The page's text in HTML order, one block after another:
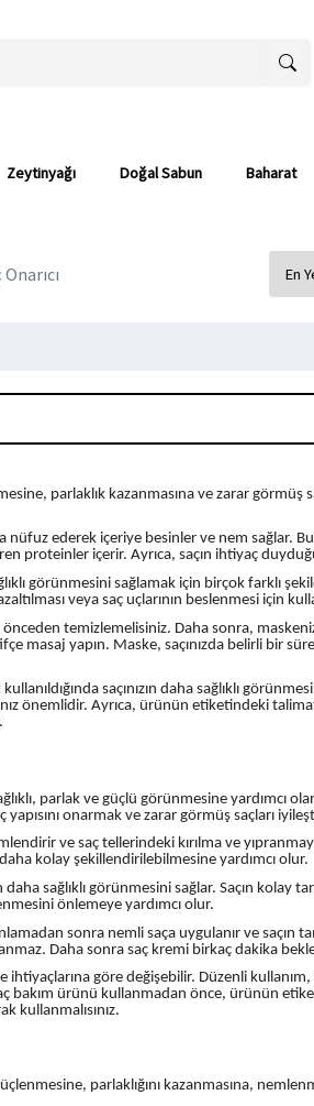
Zeytinyağı Doğal Sabun Baharat
Onarıcı
parlaklık kazanmasına ve zarar görmüş
nüfuz ederek içeriye besinler ve nem sağlar.
proteinler içerir. Ayrıca, saçın ihtiyaç
görünmesini sağlamak için birçok farklı
azaltılması veya saç uçlarının beslenmesi için
temizlemelisiniz. Daha sonra, maskenizi
masaj yapın. Maske, saçınızda belirli bir
saçınızın daha sağlıklı
önemlidir. Ayrıca, ürünün etiketindeki
parlak ve güçlü görünmesine yardımcı
onarmak ve zarar görmüş saçları
ve saç tellerindeki kırılma ve
kolay şekillendirilebilmesine yardımcı olur.
sağlıklı görünmesini sağlar. Saçın kolay
önlemeye yardımcı olur.
sonra nemli saça uygulanır ve saçın
Daha sonra saç kremi birkaç dakika
ihtiyaçlarına göre değişebilir. Düzenli
bakım ürünü kullanmadan önce, ürünün
kullanmalısınız.
parlaklığını kazanmasına,